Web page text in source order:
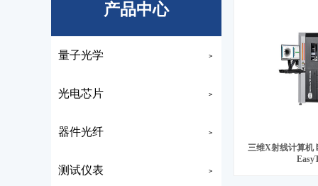
产品中心
量子光学 >
光电芯片 >
器件光纤 >
测试仪表 >
三维X射线计算机